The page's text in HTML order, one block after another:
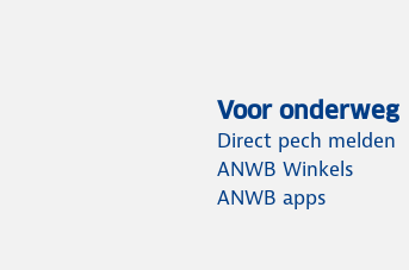
Voor onderweg
Direct pech melden
ANWB Winkels
ANWB apps